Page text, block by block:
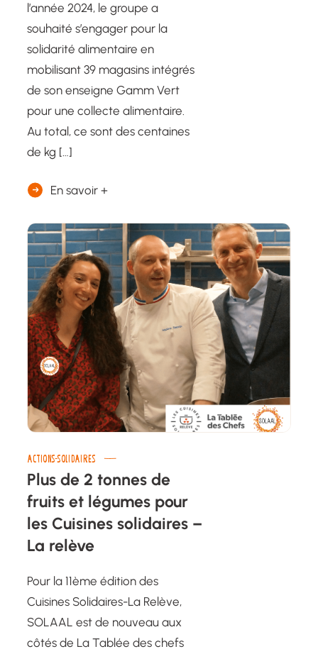
l’année 2024, le groupe a
souhaité s’engager pour la
solidarité alimentaire en
mobilisant 39 magasins intégrés
de son enseigne Gamm Vert
pour une collecte alimentaire.
Au total, ce sont des centaines
de kg […]
En savoir +
ACTIONS-SOLIDAIRES
Plus de 2 tonnes de
fruits et légumes pour
les Cuisines solidaires –
La relève
Pour la 11ème édition des
Cuisines Solidaires-La Relève,
SOLAAL est de nouveau aux
côtés de La Tablée des chefs